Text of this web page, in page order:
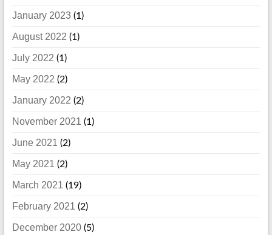
January 2023 (1)
August 2022 (1)
July 2022 (1)
May 2022 (2)
January 2022 (2)
November 2021 (1)
June 2021 (2)
May 2021 (2)
March 2021 (19)
February 2021 (2)
December 2020(5)